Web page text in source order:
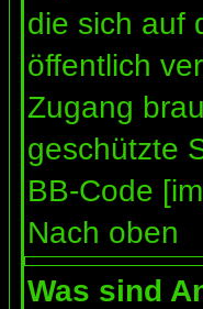
die sich auf
öffentlich
Zugang
geschützte
BB-Code
Nach oben
Was sind